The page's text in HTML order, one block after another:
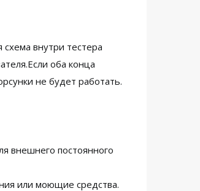
внутри тестера
оба конца
не будет работать.
внешнего постоянного
или моющие средства.